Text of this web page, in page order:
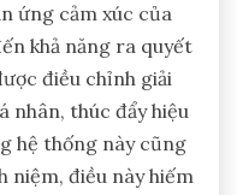
ứng cảm xúc của
khả năng ra quyết
điều chỉnh giải
nhân, thúc đẩy hiệu
hệ thống này cũng
niệm, điều này hiếm